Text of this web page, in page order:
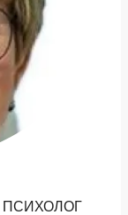
ПСИХОЛОГ